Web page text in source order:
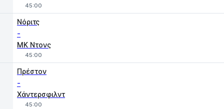
45:00
Νόριτς
-
MK Ντονς
45:00
Πρέστον
-
Χάντερσφιλντ
45:00